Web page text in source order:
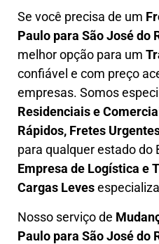
Se você precisa de um
Paulo para São José do
melhor opção para um T
confiável e com preço
empresas. Somos
Residenciais e
Rápidos, Fretes
para qualquer estado do
Empresa de Logística e
Cargas Leves
Nosso serviço de
Paulo para São José do